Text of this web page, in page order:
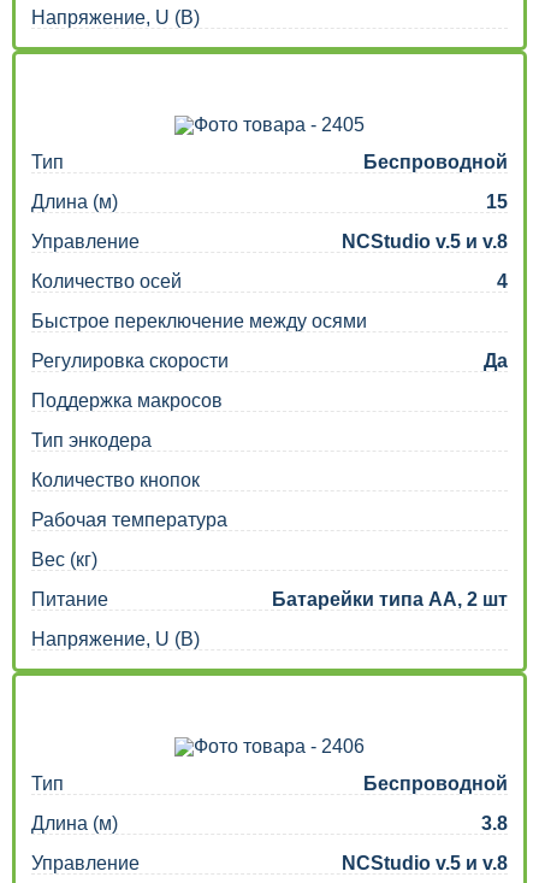
Напряжение, U (В)
Тип
Беспроводной
Длина (м)
15
Управление
NCStudio v.5 и v.8
Количество осей
4
Быстрое переключение между осями
Регулировка скорости
Да
Поддержка макросов
Тип энкодера
Количество кнопок
Рабочая температура
Вес (кг)
Питание
Батарейки типа АА, 2 шт
Напряжение, U (В)
Тип
Беспроводной
Длина (м)
3.8
Управление
NCStudio v.5 и v.8